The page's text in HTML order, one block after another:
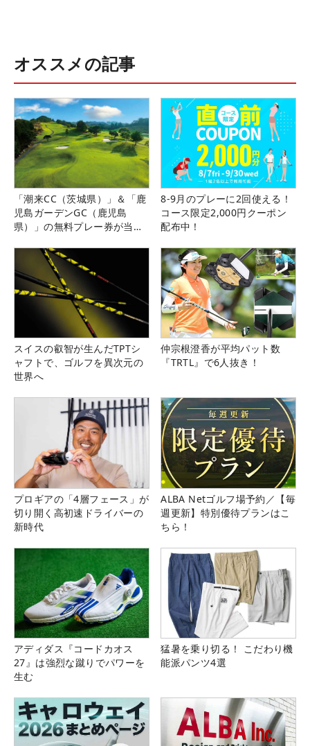
オススメの記事
「潮来CC（茨城県）」＆「鹿
児島ガーデンGC（鹿児島
県）」の無料プレー券が当た
8-9月のプレーに2回使える！
コース限定2,000円クーポン
配布中！
スイスの叡智が生んだTPTシ
ャフトで、ゴルフを異次元の
世界へ
仲宗根澄香が平均パット数
『TRTL』で6人抜き！
プロギアの「4層フェース」が
切り開く高初速ドライバーの
新時代
ALBA Netゴルフ場予約／【毎
週更新】特別優待プランはこ
ちら！
アディダス『コードカオス
27』は強烈な蹴りでパワーを
生む
猛暑を乗り切る！ こだわり機
能派パンツ4選